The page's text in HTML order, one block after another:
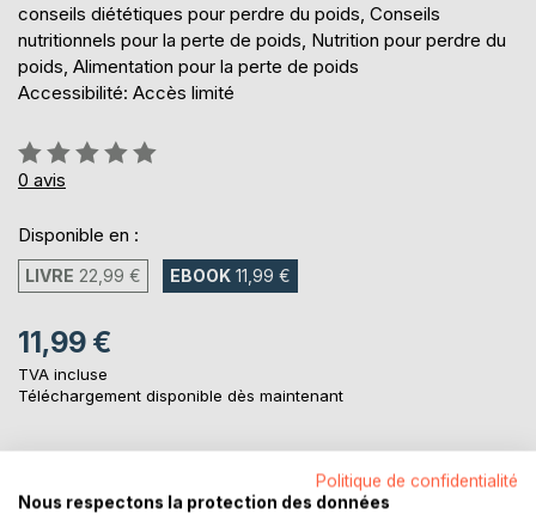
conseils diététiques pour perdre du poids, Conseils
nutritionnels pour la perte de poids, Nutrition pour perdre du
poids, Alimentation pour la perte de poids
Accessibilité: Accès limité
Évaluation:
0%
0 avis
Disponible en :
LIVRE 22,99 € EBOOK 11,99 €
11,99 €
TVA incluse
Téléchargement disponible dès maintenant
AJOUTER AU PANIERPolitique de confidentialité
Nous respectons la protection des données